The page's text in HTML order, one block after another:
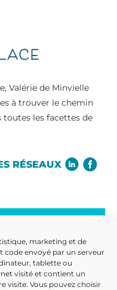
marketing et de
envoyé par un serveur
tablette ou
visité et contient un
visite. Vous pouvez choisir
Valérie de Minvielle
à trouver le chemin
toutes les facettes de
RÉSEAUX
VOTRE BOÎTE MAIL